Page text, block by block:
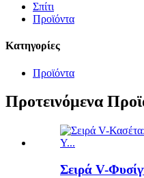
Σπίτι
Προϊόντα
Κατηγορίες
Προϊόντα
Προτεινόμενα
Σειρά V-